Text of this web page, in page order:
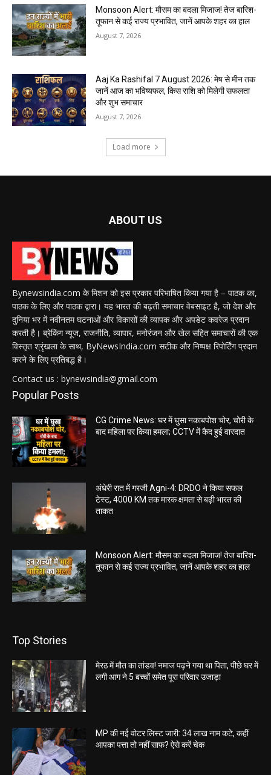
Monsoon Alert: मौसम का बदला मिजाज! तेज बारिश-
तूफान से कई राज्य प्रभावित, जानें आपके शहर का हाल
August 7, 2026
Aaj Ka Rashifal 7 August 2026: मेष से मीन तक
जानें आज का भविष्यफल, किस राशि को मिलेगी सफलता
और शुभ समाचार
August 7, 2026
Load more
ABOUT US
Bynewsindia.com के मिशन को इस प्रकार परिभाषित किया गया है – पाठक का,
पाठक के लिए और पाठक द्वारा। यह भारत की बढ़ती समाचार वेबसाइट है, जो देश और
दुनिया भर में नवीनतम घटनाओं और विकासों की व्यापक और अपडेट कवरेज प्रदान
करती है। ब्रेकिंग न्यूज, राजनीति, व्यापार, मनोरंजन और खेल सहित समाचारों की एक
विस्तृत श्रृंखला के साथ, ByNewsIndia.com सटीक और निष्पक्ष रिपोर्टिंग प्रदान
करने के लिए प्रतिबद्ध है।
Contact us : bynewsindia@gmail.com
Popular Posts
CG Crime News: घर में घुसा नकाबपोश चोर, चोरी के
बाद महिला पर किया हमला; CCTV में कैद हुई वारदात
अंधेरी रात में गरजी Agni-4: DRDO ने किया सफल
टेस्ट, 4000 KM तक मारक क्षमता से बढ़ी भारत की
ताकत
Monsoon Alert: मौसम का बदला मिजाज! तेज बारिश-
तूफान से कई राज्य प्रभावित, जानें आपके शहर का हाल
Top Stories
मेरठ में मौत का तांडव! नमाज पढ़ने गया था पिता, पीछे घर में
लगी आग ने 5 बच्चों समेत पूरा परिवार उजाड़ा
MP की नई वोटर लिस्ट जारी: 34 लाख नाम कटे, कहीं
आपका पत्ता तो नहीं साफ? ऐसे करें चेक